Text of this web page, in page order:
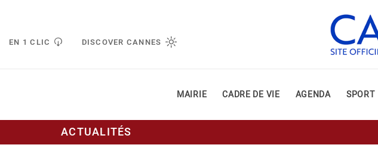
EN 1 CLIC DISCOVER CANNES
MAIRIE CADRE DE VIE AGENDA SPORT
ACTUALITÉS